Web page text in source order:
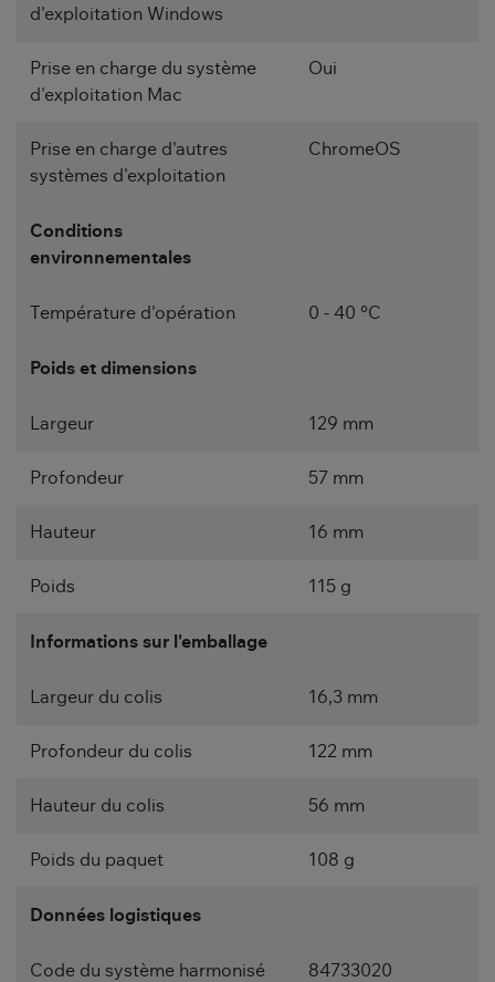
d'exploitation Windows
Prise en charge du système
d'exploitation Mac
Oui
Prise en charge d'autres
systèmes d'exploitation
ChromeOS
Conditions
environnementales
Température d'opération 0 - 40 °C
Poids et dimensions
Largeur 129 mm
Profondeur 57 mm
Hauteur 16 mm
Poids 115 g
Informations sur l'emballage
Largeur du colis 16,3 mm
Profondeur du colis 122 mm
Hauteur du colis 56 mm
Poids du paquet 108 g
Données logistiques
Code du système harmonisé 84733020